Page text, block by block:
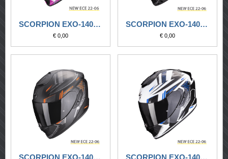
SCORPION EXO-1400 EVO AIR GAIA NERO OPACO-ROSA
€ 0,00
SCORPION EXO-1400 EVO AIR SHELL NERO LUCIDO-ROSSO
€ 0,00